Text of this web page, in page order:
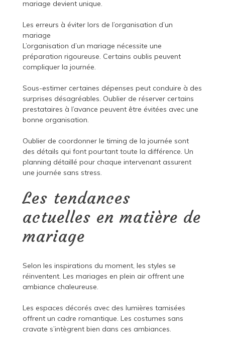
mariage devient unique.
Les erreurs à éviter lors de l’organisation d’un
mariage
L’organisation d’un mariage nécessite une
préparation rigoureuse. Certains oublis peuvent
compliquer la journée.
Sous-estimer certaines dépenses peut conduire à des
surprises désagréables. Oublier de réserver certains
prestataires à l’avance peuvent être évitées avec une
bonne organisation.
Oublier de coordonner le timing de la journée sont
des détails qui font pourtant toute la différence. Un
planning détaillé pour chaque intervenant assurent
une journée sans stress.
Les tendances
actuelles en matière de
mariage
Selon les inspirations du moment, les styles se
réinventent. Les mariages en plein air offrent une
ambiance chaleureuse.
Les espaces décorés avec des lumières tamisées
offrent un cadre romantique. Les costumes sans
cravate s’intègrent bien dans ces ambiances.